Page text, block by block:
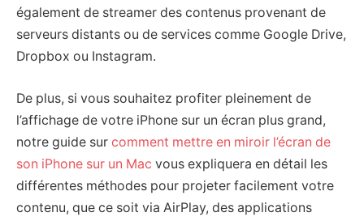
également de streamer des contenus provenant de
serveurs distants ou de services comme Google Drive,
Dropbox ou Instagram.
De plus, si vous souhaitez profiter pleinement de
l’affichage de votre iPhone sur un écran plus grand,
notre guide sur comment mettre en miroir l’écran de
son iPhone sur un Mac vous expliquera en détail les
différentes méthodes pour projeter facilement votre
contenu, que ce soit via AirPlay, des applications